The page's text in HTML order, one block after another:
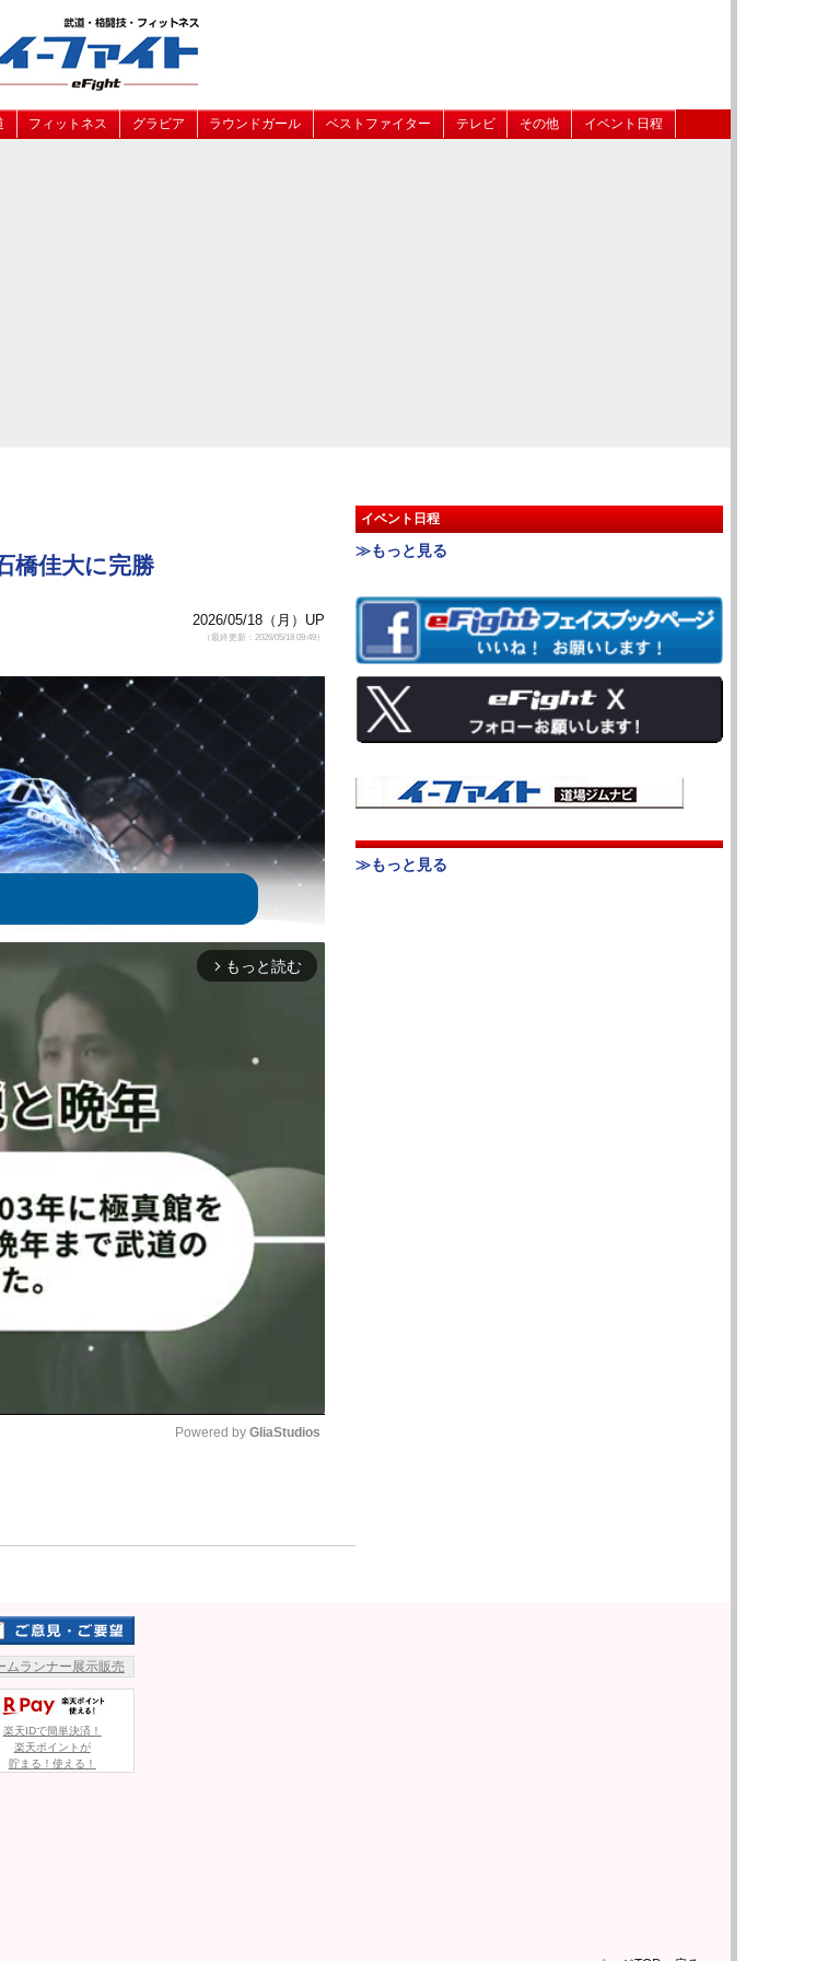
フィットネス グラビア ラウンドガール ベストファイター テレビ その他 イベント日程
橋佳大に完勝
2026/05/18（月）UP
（最終更新：2026/05/18 09:49）
する
た高橋が上から抑え込んでパンチを
上を
抑え
arrow_forward_ios もっと読む
Powered by GliaStudios
イベント日程
≫もっと見る
≫もっと見る
ムランナー展示販売
楽天IDで簡単決済！
楽天ポイントが
貯まる！使える！